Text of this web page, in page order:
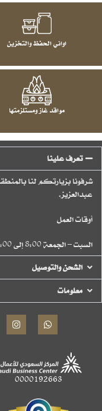
اواني الحفظ والتخزين
مواقد غاز ومستلزمتها
تعرف علينا
شرفونا بزيارتكم لنا
عبدالعزيز.
أوقات العمل
السبت – الجمعة 8:00 إلى 11:00
الشحن والتوصيل
معلومات
0000192663